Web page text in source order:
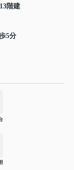
階建
5分